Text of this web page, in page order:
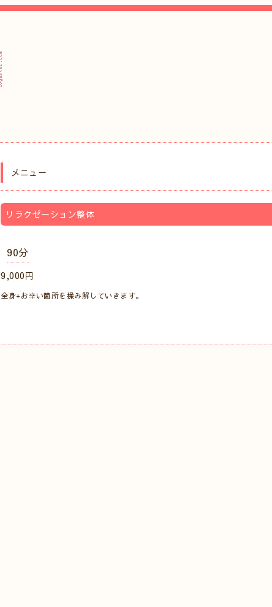
メニュー
リラクゼーション整体
90分
9,000円
全身+お辛い箇所を揉み解していきます。